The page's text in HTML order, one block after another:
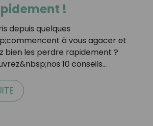
!
depuis quelques
à vous agacer et
bien les perdre rapidement ?
10 conseils…